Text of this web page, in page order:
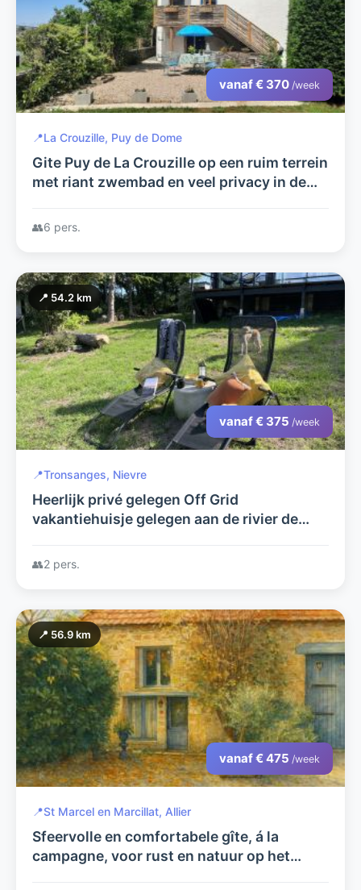
vanaf € 370 /week
📍La Crouzille, Puy de Dome
Gite Puy de La Crouzille op een ruim terrein
met riant zwembad en veel privacy in de
relaxte vakantie.
👥6 pers.
📍 54.2 km
vanaf € 375 /week
📍Tronsanges, Nievre
Heerlijk privé gelegen Off Grid
vakantiehuisje gelegen aan de rivier de
👥2 pers.
📍 56.9 km
vanaf € 475 /week
📍St Marcel en Marcillat, Allier
Sfeervolle en comfortabele gîte, á la
campagne, voor rust en natuur op het